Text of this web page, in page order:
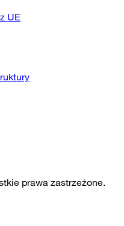
UE
prawa zastrzeżone.